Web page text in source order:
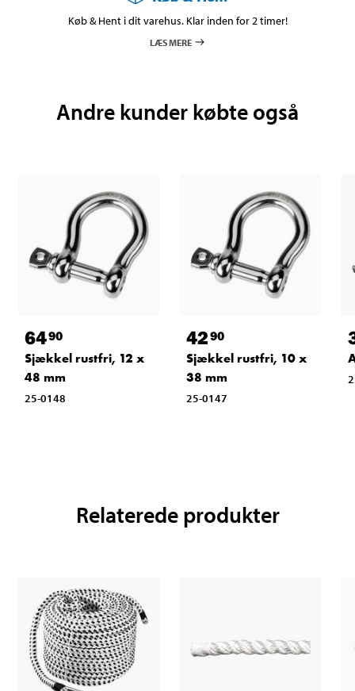
Køb & Hent i dit varehus. Klar inden for 2 timer!
LÆS MERE
Andre kunder købte også
6490
Sjækkel rustfri, 12 x
48 mm
25-0148
4290
Sjækkel rustfri, 10 x
38 mm
25-0147
Relaterede produkter